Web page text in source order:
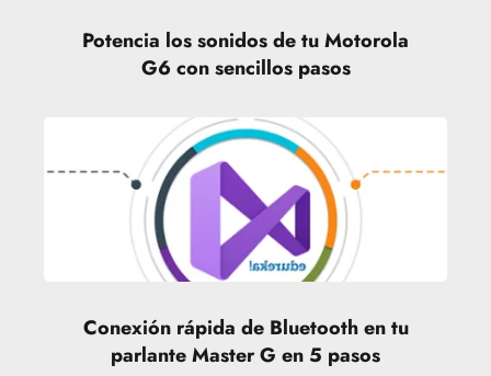
Potencia los sonidos de tu Motorola
G6 con sencillos pasos
Conexión rápida de Bluetooth en tu
parlante Master G en 5 pasos